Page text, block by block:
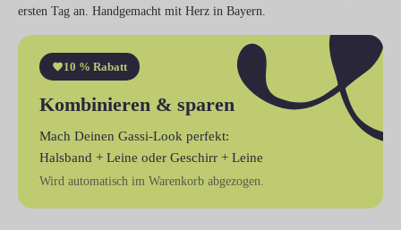
ersten Tag an. Handgemacht mit Herz in Bayern.
10 % Rabatt
Kombinieren & sparen
Mach Deinen Gassi-Look perfekt:
Halsband + Leine oder Geschirr + Leine
Wird automatisch im Warenkorb abgezogen.